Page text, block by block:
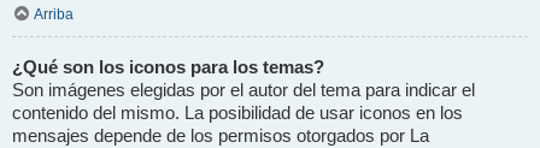
Arriba
¿Qué son los iconos para los temas?
Son imágenes elegidas por el autor del tema para indicar el
contenido del mismo. La posibilidad de usar iconos en los
mensajes depende de los permisos otorgados por La